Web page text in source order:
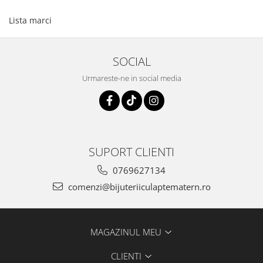
Vouchere Cadou
Lista marci
SOCIAL
Urmareste-ne in social media
SUPORT CLIENTI
0769627134
comenzi@bijuteriiculaptematern.ro
MAGAZINUL MEU
CLIENTI